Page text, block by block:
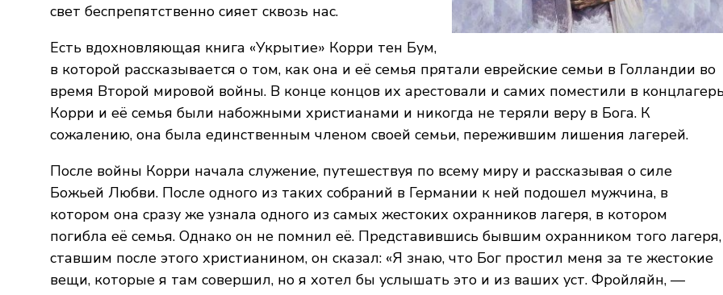
свет беспрепятственно сияет сквозь нас.
Есть вдохновляющая книга «Укрытие» Корри тен Бум,
в которой рассказывается о том, как она и её семья прятали еврейские семьи в Голландии во
время Второй мировой войны. В конце концов их арестовали и самих поместили в
Корри и её семья были набожными христианами и никогда не теряли веру в Бога. К
сожалению, она была единственным членом своей семьи, пережившим лишения лагерей.
После войны Корри начала служение, путешествуя по всему миру и рассказывая о силе
Божьей Любви. После одного из таких собраний в Германии к ней подошел мужчина, в
котором она сразу же узнала одного из самых жестоких охранников лагеря, в котором
погибла её семья. Однако он не помнил её. Представившись бывшим охранником того лагеря,
ставшим после этого христианином, он сказал: «Я знаю, что Бог простил меня за те жестокие
вещи, которые я там совершил, но я хотел бы услышать это и из ваших уст. Фройляйн, —